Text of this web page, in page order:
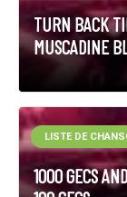
TURN BACK
MUSCADINE
1000 GECS
LISTE DE